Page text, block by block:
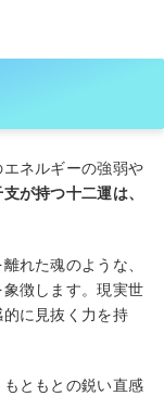
ネルギーの強弱や
が持つ十二運は、
れた魂のような、
象徴します。現実世
に見抜く力を持
ともとの鋭い直感